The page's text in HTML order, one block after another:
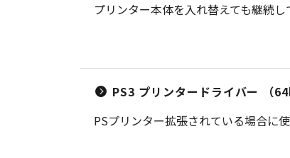
プリンター本体を入れ替えても継続し
PS3 プリンタードライバー （
PSプリンター拡張されている場合に使